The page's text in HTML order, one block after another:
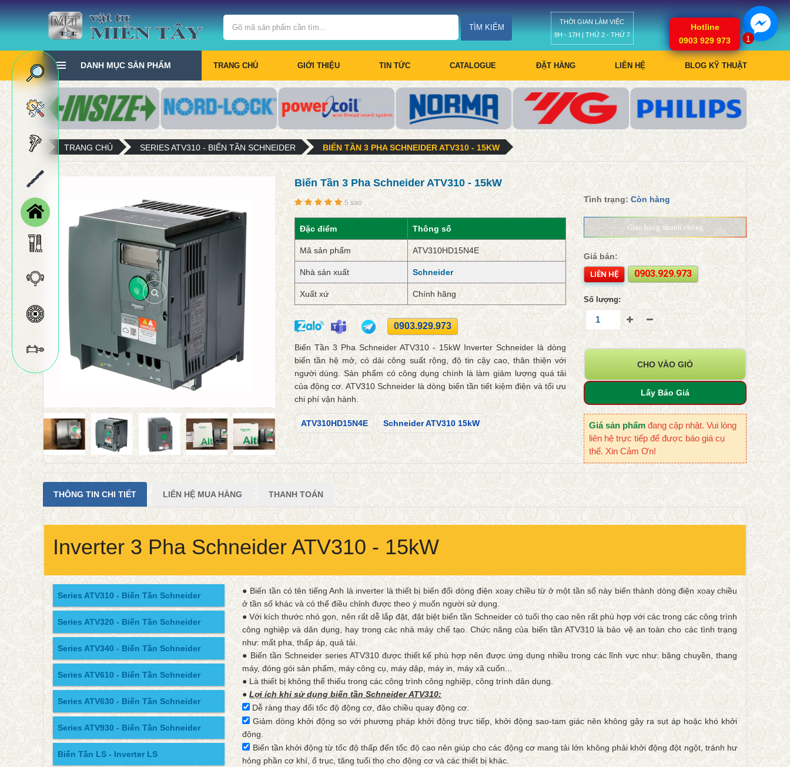
TÌM KIẾM
THỜI GIAN LÀM VIỆC
8H - 17H | THỨ 2 - THỨ 7
Giỏ hàng
DANH MỤC SẢN PHẨM TRANG CHỦ GIỚI THIỆU TIN TỨC CATALOGUE ĐẶT HÀNG LIÊN HỆ BLOG KỸ THUẬT
TRANG CHỦ SERIES ATV310 - BIẾN TẦN SCHNEIDER BIẾN TẦN 3 PHA SCHNEIDER ATV310 - 15KW
Biến Tần 3 Pha Schneider ATV310 - 15kW
5 sao
Đặc điểm Thông số
Mã sản phẩm ATV310HD15N4E
Nhà sản xuất Schneider
Xuất xứ Chính hãng
0903.929.973
Biến Tần 3 Pha Schneider ATV310 - 15kW Inverter Schneider là dòng
biến tần hệ mở, có dải công suất rộng, độ tin cậy cao, thân thiện với
người dùng. Sản phẩm có công dụng chính là làm giảm lượng quá tải
của động cơ. ATV310 Schneider là dòng biến tần tiết kiệm điện và tối ưu
chi phí vận hành.
ATV310HD15N4E Schneider ATV310 15kW
Tình trạng:Còn hàng
Giao hàng nhanh chóng
Giá bán:
LIÊN HỆ 0903.929.973
Số lượng:
CHO VÀO GIỎ
Lấy Báo Giá
Giá sản phẩm đang cập nhật. Vui lòng
liên hệ trực tiếp để được báo giá cụ
thể. Xin Cảm Ơn!
THÔNG TIN CHI TIẾT LIÊN HỆ MUA HÀNG THANH TOÁN
Inverter 3 Pha Schneider ATV310 - 15kW
Series ATV310 - Biến Tần Schneider
Series ATV320 - Biến Tần Schneider
Series ATV340 - Biến Tần Schneider
Series ATV610 - Biến Tần Schneider
Series ATV630 - Biến Tần Schneider
Series ATV930 - Biến Tần Schneider
Biến Tần LS - Inverter LS
● Biến tần có tên tiếng Anh là inverter là thiết bị biến đổi dòng điện xoay chiều từ ở một tần số này biến thành dòng điện xoay chiều
ở tần số khác và có thể điều chỉnh được theo ý muốn người sử dụng.
● Với kích thước nhỏ gọn, nên rất dễ lắp đặt, đặt biệt biến tần Schneider có tuổi thọ cao nên rất phù hợp với các trong các công trình
công nghiệp và dân dụng, hay trong các nhà máy chế tạo. Chức năng của biến tần ATV310 là bảo vệ an toàn cho các tình trạng
như: mất pha, thấp áp, quả tải.
● Biến tần Schneider series ATV310 được thiết kế phù hợp nên được ứng dụng nhiều trong các lĩnh vực như: băng chuyền, thang
máy, đóng gói sản phẩm, máy công cụ, máy dập, máy in, máy xã cuốn...
● Là thiết bị không thể thiếu trong các công trình công nghiệp, công trình dân dụng.
●Lợi ích khi sử dụng biến tần Schneider ATV310:
Dễ ràng thay đổi tốc độ động cơ, đảo chiều quay động cơ.
Giảm dòng khởi động so với phương pháp khởi động trực tiếp, khởi động sao-tam giác nên không gây ra sụt áp hoặc khó khởi
động.
Biến tần khởi động từ tốc độ thấp đến tốc độ cao nên giúp cho các động cơ mang tải lớn không phải khởi động đột ngột, tránh hư
hỏng phần cơ khí, ổ trục, tăng tuổi thọ cho động cơ và các thiết bị khác.
1
Hotline
0903 929 973